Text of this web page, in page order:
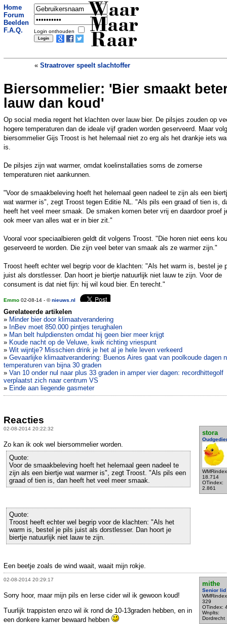
Home
Forum
Beelden
F.A.Q.
Login onthouden
Waar
Maar
Raar
« Straatrover speelt slachtoffer
Vrouw smijt nepbeen naar vliegcrew»
Biersommelier: 'Bier smaakt
lauw dan koud'
Op social media regent het klachten over lauw bier. De pilsjes zouden op
hogere temperaturen dan de ideale vijf graden worden geserveerd. Maar
biersommelier Gijs Troost is het helemaal niet zo erg als het drankje iets
is.
De pilsjes zijn wat warmer, omdat koelinstallaties soms de zomerse
temperaturen niet aankunnen.
"Voor de smaakbeleving hoeft het helemaal geen nadeel te zijn als een
wat warmer is", zegt Troost tegen Editie NL. "Als pils een graad of tien is,
heeft het veel meer smaak. De smaken komen beter vrij en daardoor proef
ook meer van alles wat er in bier zit."
Vooral voor speciaalbieren geldt dit volgens Troost. "Die horen niet eens
geserveerd te worden. Die zijn veel beter van smaak als ze warmer zijn."
Troost heeft echter wel begrip voor de klachten: "Als het warm is, bestel je
juist als dorstlesser. Dan hoort je biertje natuurlijk niet lauw te zijn. Voor de
consument is dat niet fijn: hij wil koud bier. En terecht."
Emmo 02-08-14 - ©nieuws.nl
Gerelateerde artikelen
» Minder bier door klimaatverandering
» InBev moet 850.000 pintjes terughalen
» Man belt hulpdiensten omdat hij geen bier meer krijgt
» Koude nacht op de Veluwe, kwik richting vriespunt
» Wit wijntje? Misschien drink je het al je hele leven verkeerd
» Gevaarlijke klimaatverandering: Buenos Aires gaat van poolkoude dagen
temperaturen van bijna 30 graden
» Van 10 onder nul naar plus 33 graden in amper vier dagen: recordhittegolf
verplaatst zich naar centrum VS
» Einde aan liegende gasmeter
Reacties
02-08-2014 20:22:32
stora
18.714
OTindex:
2.861
Zo kan ik ook wel biersommelier worden.
Quote:
Voor de smaakbeleving hoeft het helemaal geen nadeel te
zijn als een biertje wat warmer is", zegt Troost. "Als pils een
graad of tien is, dan heeft het veel meer smaak.
Quote:
Troost heeft echter wel begrip voor de klachten: "Als het
warm is, bestel je pils juist als dorstlesser. Dan hoort je
biertje natuurlijk niet lauw te zijn.
Een beetje zoals de wind waait, waait mijn rokje.
02-08-2014 20:29:17
mithe
Senior lid
329
OTindex:
Wnplts:
Dordrecht
Sorry hoor, maar mijn pils en Ierse cider wil ik gewoon koud!
Tuurlijk trappisten enzo wil ik rond de 10-13graden hebben, en in
een donkere kamer bewaard hebben